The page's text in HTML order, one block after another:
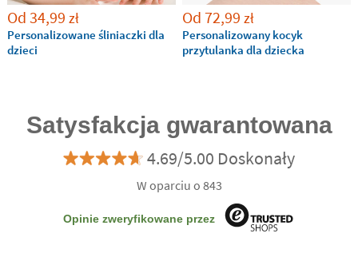
Od34,99 zł
Personalizowane śliniaczki dla
dzieci
Od72,99 zł
Personalizowany kocyk
przytulanka dla dziecka
Satysfakcja gwarantowana
4.69/5.00 Doskonały
W oparciu o 843
Opinie zweryfikowane przez